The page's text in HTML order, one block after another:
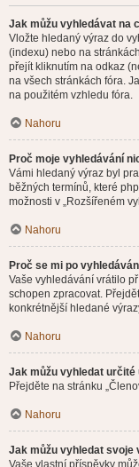
Jak můžu vyhledávat na
Vložte hledaný výraz do
(indexu) nebo na
přejít kliknutím na odkaz
na všech stránkách fóra.
na použitém vzhledu fóra.
Nahoru
Proč moje vyhledávání
Vámi hledaný výraz byl
běžných termínů, které
možnosti v „Rozšířeném
Nahoru
Proč se mi po
Vaše vyhledávání vrátilo
schopen zpracovat.
konkrétnější hledané
Nahoru
Jak můžu vyhledat určité
Přejděte na stránku
Nahoru
Jak můžu vyhledat svoje
Vaše vlastní příspěvky